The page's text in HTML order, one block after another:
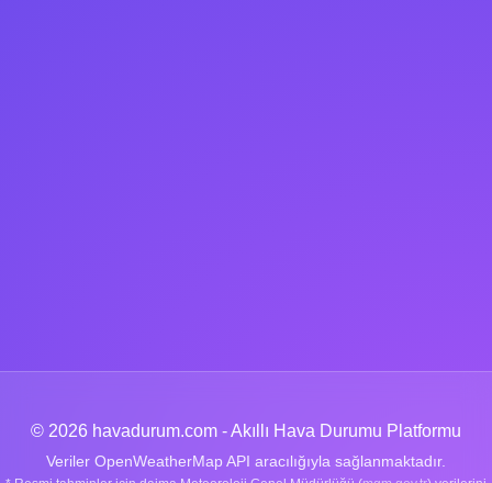
© 2026 havadurum.com - Akıllı Hava Durumu Platformu
Veriler OpenWeatherMap API aracılığıyla sağlanmaktadır.